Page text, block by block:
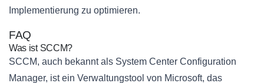
Implementierung zu optimieren.
FAQ
Was ist SCCM?
SCCM, auch bekannt als System Center Configuration
Manager, ist ein Verwaltungstool von Microsoft, das